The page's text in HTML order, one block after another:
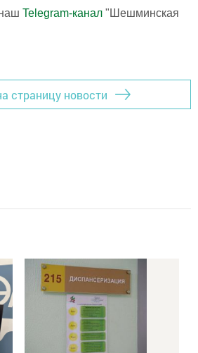
Telegram-канал "Шешминская
страницу новости